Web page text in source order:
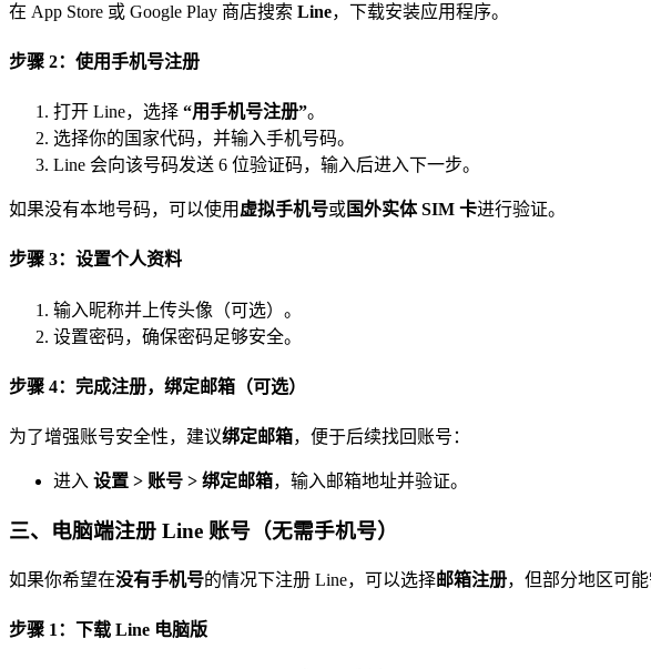
在 App Store 或 Google Play 商店搜索 Line，下载安装应用程序。
步骤 2：使用手机号注册
打开 Line，选择 “用手机号注册”。
选择你的国家代码，并输入手机号码。
Line 会向该号码发送 6 位验证码，输入后进入下一步。
如果没有本地号码，可以使用 虚拟手机号或国外实体 SIM 卡进行验证。
步骤 3：设置个人资料
输入昵称并上传头像（可选）。
设置密码，确保密码足够安全。
步骤 4：完成注册，绑定邮箱（可选）
为了增强账号安全性，建议绑定邮箱，便于后续找回账号：
进入 设置 > 账号 > 绑定邮箱，输入邮箱地址并验证。
三、电脑端注册 Line 账号（无需手机号）
如果你希望在没有手机号的情况下注册 Line，可以选择邮箱注册，但部分地区可
步骤 1：下载 Line 电脑版